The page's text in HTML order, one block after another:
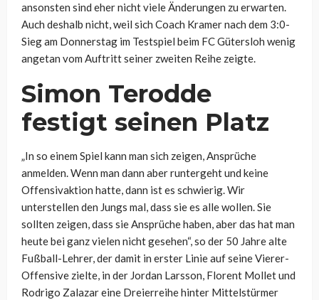
ansonsten sind eher nicht viele Änderungen zu erwarten.
Auch deshalb nicht, weil sich Coach Kramer nach dem 3:0-
Sieg am Donnerstag im Testspiel beim FC Gütersloh wenig
angetan vom Auftritt seiner zweiten Reihe zeigte.
Simon Terodde
festigt seinen Platz
„In so einem Spiel kann man sich zeigen, Ansprüche
anmelden. Wenn man dann aber runtergeht und keine
Offensivaktion hatte, dann ist es schwierig. Wir
unterstellen den Jungs mal, dass sie es alle wollen. Sie
sollten zeigen, dass sie Ansprüche haben, aber das hat man
heute bei ganz vielen nicht gesehen“, so der 50 Jahre alte
Fußball-Lehrer, der damit in erster Linie auf seine Vierer-
Offensive zielte, in der Jordan Larsson, Florent Mollet und
Rodrigo Zalazar eine Dreierreihe hinter Mittelstürmer